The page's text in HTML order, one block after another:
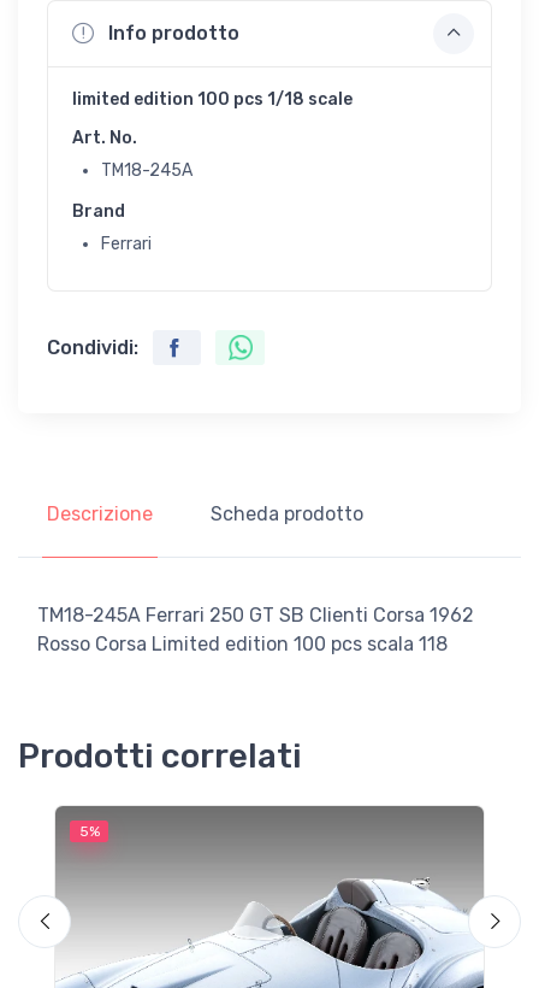
Info prodotto
limited edition 100 pcs 1/18 scale
Art. No.
TM18-245A
Brand
Ferrari
Condividi:
Descrizione Scheda prodotto
TM18-245A Ferrari 250 GT SB Clienti Corsa 1962
Rosso Corsa Limited edition 100 pcs scala 118
Prodotti correlati
5%